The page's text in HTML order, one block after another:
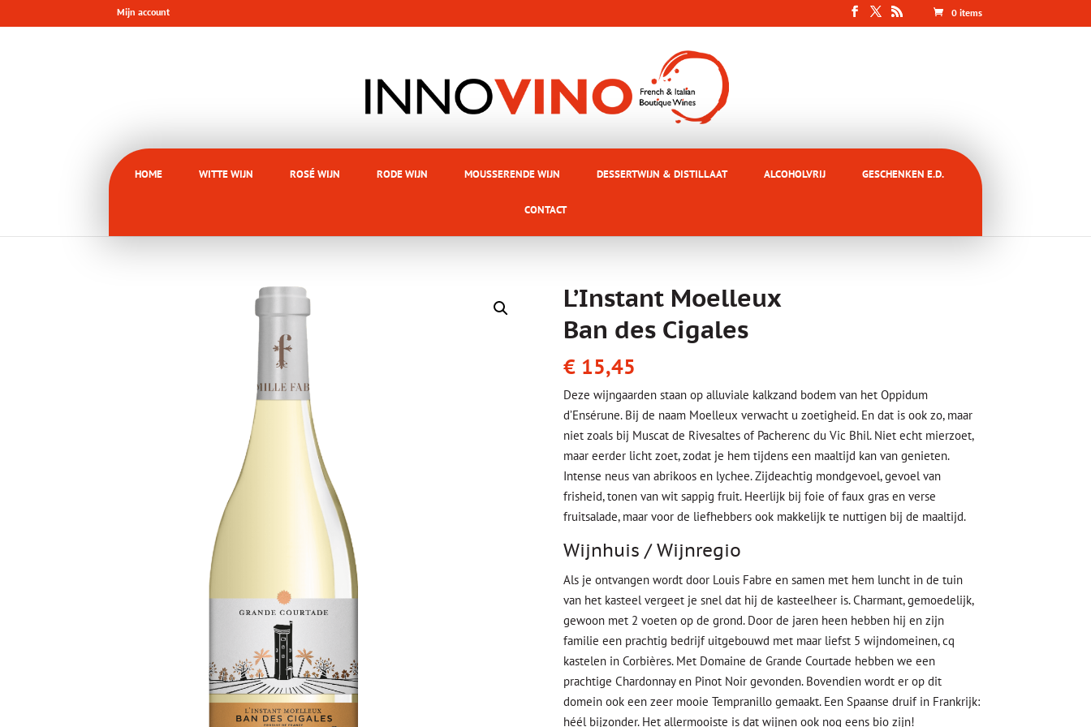
Mijn account 0 items
HOME WITTE WIJN ROSÉ WIJN RODE WIJN MOUSSERENDE WIJN DESSERTWIJN & DISTILLAAT ALCOHOLVRIJ GESCHENKEN E.D.
CONTACT
L’Instant Moelleux
Ban des Cigales
€15,45
Deze wijngaarden staan op alluviale kalkzand bodem van het Oppidum
d’Ensérune. Bij de naam Moelleux verwacht u zoetigheid. En dat is ook zo, maar
niet zoals bij Muscat de Rivesaltes of Pacherenc du Vic Bhil. Niet echt mierzoet,
maar eerder licht zoet, zodat je hem tijdens een maaltijd kan van genieten.
Intense neus van abrikoos en lychee. Zijdeachtig mondgevoel, gevoel van
frisheid, tonen van wit sappig fruit. Heerlijk bij foie of faux gras en verse
fruitsalade, maar voor de liefhebbers ook makkelijk te nuttigen bij de maaltijd.
Wijnhuis / Wijnregio
Als je ontvangen wordt door Louis Fabre en samen met hem luncht in de tuin
van het kasteel vergeet je snel dat hij de kasteelheer is. Charmant, gemoedelijk,
gewoon met 2 voeten op de grond. Door de jaren heen hebben hij en zijn
familie een prachtig bedrijf uitgebouwd met maar liefst 5 wijndomeinen, cq
kastelen in Corbières. Met Domaine de Grande Courtade hebben we een
prachtige Chardonnay en Pinot Noir gevonden. Bovendien wordt er op dit
domein ook een zeer mooie Tempranillo gemaakt. Een Spaanse druif in Frankrijk:
héél bijzonder. Het allermooiste is dat wijnen ook nog eens bio zijn!